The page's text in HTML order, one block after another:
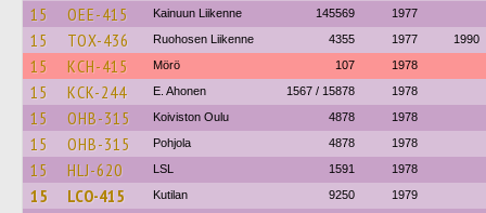
15 OEE-415 Kainuun Liikenne 145569 1977
15 TOX-436 Ruohosen Liikenne 4355 1977 1990
15 KCH-415 Mörö 107 1978
15 KCK-244 E. Ahonen 1567 / 15878 1978
15 OHB-315 Koiviston Oulu 4878 1978
15 OHB-315 Pohjola 4878 1978
15 HLJ-620 LSL 1591 1978
15 LCO-415 Kutilan 9250 1979